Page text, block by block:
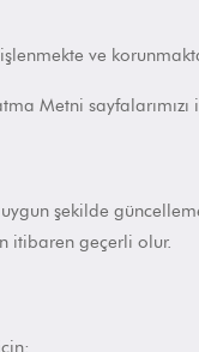
ve
Metni
şekilde
itibaren geçerli olur.